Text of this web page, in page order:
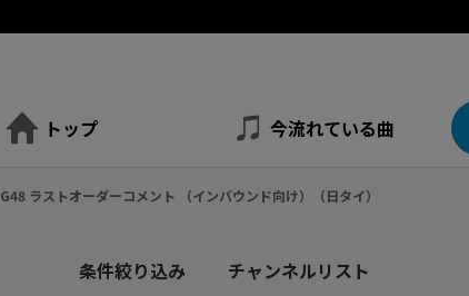
トップ 今流れている曲
G48 ラストオーダーコメント （インバウンド向け）（日タイ）
条件絞り込み チャンネルリスト